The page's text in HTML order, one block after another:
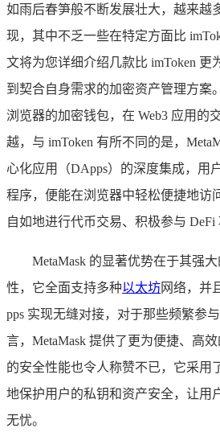
如雨后春笋般不断发展壮大，越来越
现，其中不乏一些在特定方面比
文将为您详细介绍几款比 imToken 更
到契合自身需求的加密资产管理方案
浏览器的加密钱包，在 Web3 应用的
越，与 imToken 有所不同的是，
心化应用（DApps）的深度集成，用
程序，便能在浏览器中轻松便捷地访
自如地进行代币交易、积极参与 DeFi
MetaMask 的显著优势在于其强
性，它全面支持多种以太坊网络，并
pps 实现无缝对接，对于那些频繁参
言，MetaMask 提供了更为便捷、高
的安全性能也令人称赞不已，它采用
地保护用户的私钥和资产安全，让用
无忧。